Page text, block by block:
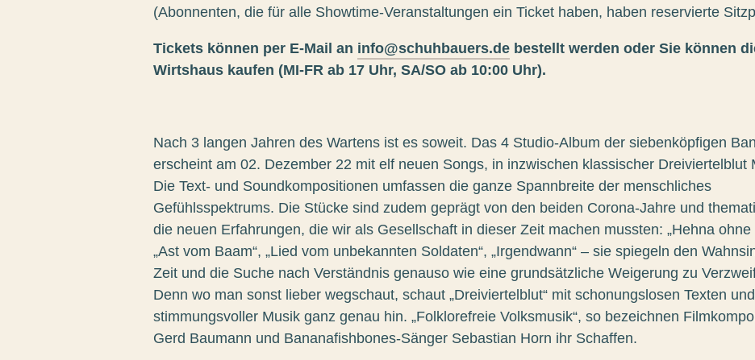
(Abonnenten, die für alle Showtime-Veranstaltungen ein Ticket haben, haben reservierte
Tickets können per E-Mail an info@schuhbauers.de bestellt werden oder Sie können
Wirtshaus kaufen (MI-FR ab 17 Uhr, SA/SO ab 10:00 Uhr).
Nach 3 langen Jahren des Wartens ist es soweit. Das 4 Studio-Album der siebenköpfigen
erscheint am 02. Dezember 22 mit elf neuen Songs, in inzwischen klassischer Dreiviertelblut
Die Text- und Soundkompositionen umfassen die ganze Spannbreite der menschliches
Gefühlsspektrums. Die Stücke sind zudem geprägt von den beiden Corona-Jahre und
die neuen Erfahrungen, die wir als Gesellschaft in dieser Zeit machen mussten: „Hehna ohne
„Ast vom Baam“, „Lied vom unbekannten Soldaten“, „Irgendwann“ – sie spiegeln den
Zeit und die Suche nach Verständnis genauso wie eine grundsätzliche Weigerung zu
Denn wo man sonst lieber wegschaut, schaut „Dreiviertelblut“ mit schonungslosen Texten und
stimmungsvoller Musik ganz genau hin. „Folklorefreie Volksmusik“, so bezeichnen
Gerd Baumann und Bananafishbones-Sänger Sebastian Horn ihr Schaffen.